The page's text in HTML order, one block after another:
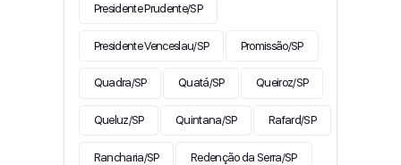
Presidente Prudente/SP
Presidente Venceslau/SP Promissão/SP
Quadra/SP Quatá/SP Queiroz/SP
Queluz/SP Quintana/SP Rafard/SP
Rancharia/SP Redenção da Serra/SP